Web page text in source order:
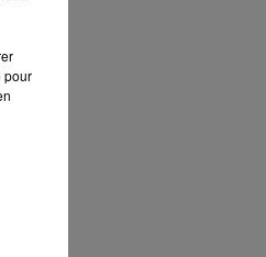
Palmieri, président...
pour